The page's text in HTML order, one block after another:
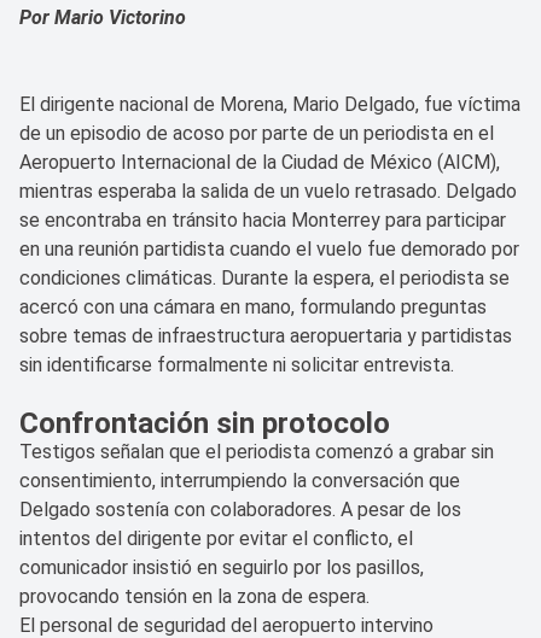
Por Mario Victorino
El dirigente nacional de Morena, Mario Delgado, fue víctima
de un episodio de acoso por parte de un periodista en el
Aeropuerto Internacional de la Ciudad de México (AICM),
mientras esperaba la salida de un vuelo retrasado. Delgado
se encontraba en tránsito hacia Monterrey para participar
en una reunión partidista cuando el vuelo fue demorado por
condiciones climáticas. Durante la espera, el periodista se
acercó con una cámara en mano, formulando preguntas
sobre temas de infraestructura aeropuertaria y partidistas
sin identificarse formalmente ni solicitar entrevista.
Confrontación sin protocolo
Testigos señalan que el periodista comenzó a grabar sin
consentimiento, interrumpiendo la conversación que
Delgado sostenía con colaboradores. A pesar de los
intentos del dirigente por evitar el conflicto, el
comunicador insistió en seguirlo por los pasillos,
provocando tensión en la zona de espera.
El personal de seguridad del aeropuerto intervino